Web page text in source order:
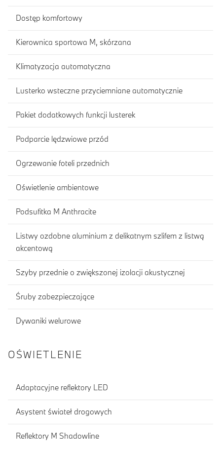
Dostęp komfortowy
Kierownica sportowa M, skórzana
Klimatyzacja automatyczna
Lusterko wsteczne przyciemniane automatycznie
Pakiet dodatkowych funkcji lusterek
Podparcie lędzwiowe przód
Ogrzewanie foteli przednich
Oświetlenie ambientowe
Podsufitka M Anthracite
Listwy ozdobne aluminium z delikatnym szlifem z listwą
akcentową
Szyby przednie o zwiększonej izolacji akustycznej
Śruby zabezpieczające
Dywaniki welurowe
OŚWIETLENIE
Adaptacyjne reflektory LED
Asystent świateł drogowych
Reflektory M Shadowline